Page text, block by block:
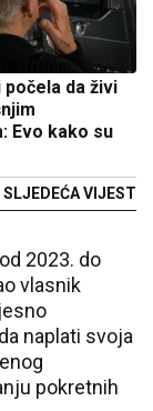
počela da živi
Evo kako su
SLJEDEĆA VIJEST
2023. do
vlasnik
naplati svoja
pokretnih